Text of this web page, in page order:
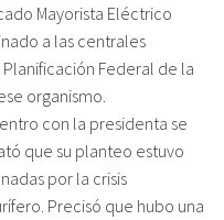
Mayorista Eléctrico
a las centrales
Federal de la
organismo.
con la presidenta se
que su planteo estuvo
por la crisis
Precisó que hubo una